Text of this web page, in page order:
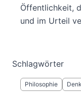
Öffentlichkeit,
und im Urteil
Schlagwörter
Philosophie